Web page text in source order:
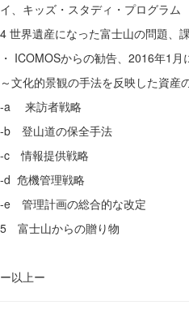
イ、キッズ・スタディ・プログラ
4 世界遺産になった富士山の問題、
・ ICOMOSからの勧告、2016年1
～文化的景観の手法を反映した資産
-a 来訪者戦略
-b 登山道の保全手法
-c 情報提供戦略
-d 危機管理戦略
-e 管理計画の総合的な改定
5 富士山からの贈り物
ー以上ー